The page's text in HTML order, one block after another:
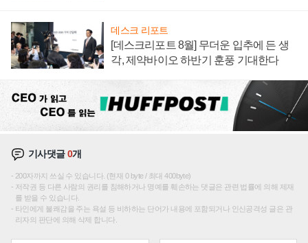
데스크 리포트
[데스크리포트 8월] 무더운 입추에 든 생
각, 제약바이오 하반기 훈풍 기대한다
기사댓글0개
200자까지 쓰실 수 있습니다. (현재 0 byte / 최대 400byte)
저작권 등 다른 사람의 권리를 침해하거나 명예를 훼손하는 댓글은 관련 법률에 의해 제재
를 받을 수 있습니다.
타인에게 불쾌감을 주는 욕설 등 비하하는 단어가 내용에 포함되거나 인신공격성 글은 관
리자의 판단에 의해 삭제 합니다.